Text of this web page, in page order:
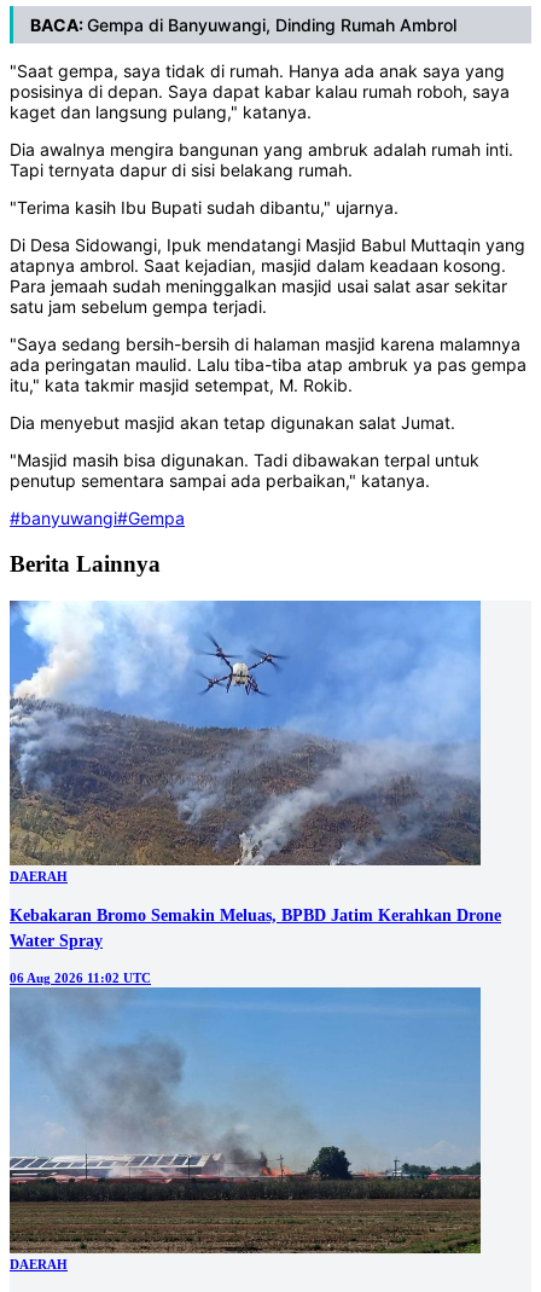
BACA:Gempa di Banyuwangi, Dinding Rumah Ambrol​
"Saat gempa, saya tidak di rumah. Hanya ada anak saya yang
posisinya di depan. Saya dapat kabar kalau rumah roboh, saya
kaget dan langsung pulang," katanya.
Dia awalnya mengira bangunan yang ambruk adalah rumah inti.
Tapi ternyata dapur di sisi belakang rumah.
"Terima kasih Ibu Bupati sudah dibantu," ujarnya.
Di Desa Sidowangi, Ipuk mendatangi Masjid Babul Muttaqin yang
atapnya ambrol. Saat kejadian, masjid dalam keadaan kosong.
Para jemaah sudah meninggalkan masjid usai salat asar sekitar
satu jam sebelum gempa terjadi.
"Saya sedang bersih-bersih di halaman masjid karena malamnya
ada peringatan maulid. Lalu tiba-tiba atap ambruk ya pas gempa
itu," kata takmir masjid setempat, M. Rokib.
Dia menyebut masjid akan tetap digunakan salat Jumat.
"Masjid masih bisa digunakan. Tadi dibawakan terpal untuk
penutup sementara sampai ada perbaikan," katanya.
#banyuwangi#Gempa
Berita Lainnya
DAERAH
Kebakaran Bromo Semakin Meluas, BPBD Jatim Kerahkan Drone
Water Spray
06 Aug 2026 11:02 UTC
DAERAH